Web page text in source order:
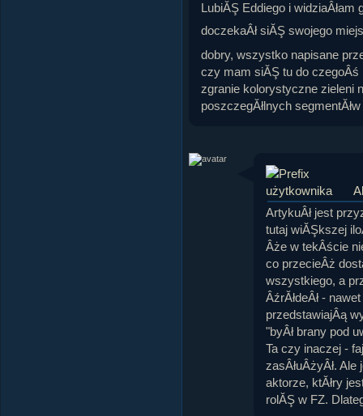
LubiĂŞ Eddiego i
doczekaÂł siĂŞ swojego
dobry, wszystko napisane
czy mam siĂŞ tu do
zgranie kolorystyczne zieleni
poszczegĂłlnych
ArtykuÂł jest
tutaj wiĂŞkszej
Âże w tekÂście
co przecieÂż
wszystkiego, a
ÂźrĂłdeÂł -
przedstawiajÂą
"byÂł brany pod
Ta czy inaczej -
zasÂłuÂżyÂł.
aktorze, ktĂłry
rolĂŞ w FZ.